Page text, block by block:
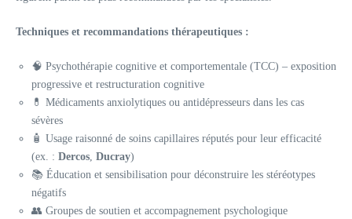
Techniques et recommandations thérapeutiques :
🧠 Psychothérapie cognitive et comportementale (TCC) – exposition
progressive et restructuration cognitive
💊 Médicaments anxiolytiques ou antidépresseurs dans les cas
sévères
🧴 Usage raisonné de soins capillaires réputés pour leur efficacité
(ex. : Dercos Ducray)
📚 Éducation et sensibilisation pour déconstruire les stéréotypes
négatifs
👥 Groupes de soutien et accompagnement psychologique